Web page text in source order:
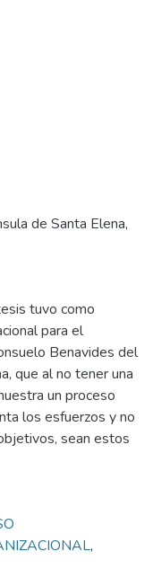
de Santa Elena,
tuvo como
para el
Benavides del
que al no tener una
un proceso
los esfuerzos y no
sean estos
,